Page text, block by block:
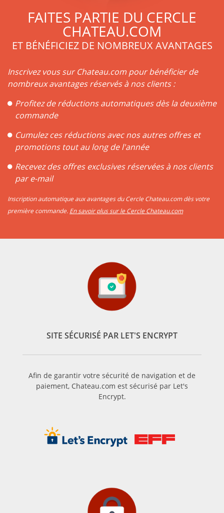
FAITES PARTIE DU CERCLE
CHATEAU.COM
ET BÉNÉFICIEZ DE NOMBREUX AVANTAGES
Inscrivez vous sur Chateau.com pour bénéficier de
nombreux avantages réservés à nos clients :
Profitez de réductions automatiques dès la deuxième
commande
Cumulez ces réductions avec nos autres offres et
promotions tout au long de l'année
Recevez des offres exclusives réservées à nos clients
par e-mail
Inscription automatique aux avantages du Cercle Chateau.com dès votre
première commande. En savoir plus sur le Cercle Chateau.com
SITE SÉCURISÉ PAR LET'S ENCRYPT
Afin de garantir votre sécurité de navigation et de
paiement, Chateau.com est sécurisé par Let's
Encrypt.